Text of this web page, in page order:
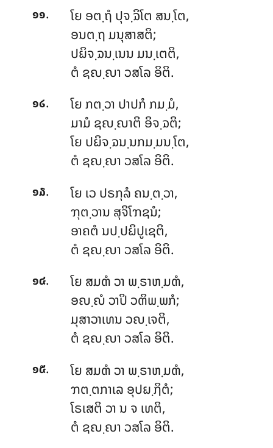
໑໑. ໂຍ ອຕ຺ຖໍ ປຸຈ຺ຉິໂຕ ສນ຺ໂຕ,
ອນຕ຺ຖ ມນຸສາສຕິ;
ປຏິຈ຺ຉນ຺ເນນ ມນ຺ເຕຕິ,
ຕໍ ຊຎ຺ຎາ ວສໂລ ອິຕິ.
໑໒. ໂຍກຕ຺ວາ ປາປກໍ ກມ຺ມໍ,
ມາມໍ ຊຎ຺ຎາຕິ ອິຈ຺ຉຕິ;
ໂຍ ປຏິຈ຺ຉນ຺ນກມ຺ມນ຺ໂຕ,
ຕໍ ຊຎ຺ຎາ ວສໂລ ອິຕິ.
໑໓. ໂຍ ເວ ປຣກຸລໍ ຄນ຺ຕ຺ວາ,
ຠຸຕ຺ວານ ສຸຈິໂຠຊນໍ;
ອາຄຕໍ ນປ຺ປຏິປູເຊຕິ,
ຕໍ ຊຎ຺ຎາ ວສໂລ ອິຕິ.
໑໔. ໂຍ ສມຓໍ ວາ ພ຺ຣາຫ຺ມຓໍ,
ອຎ຺ຎໍ ວາປິ ວຓິພ຺ພກໍ;
ມຸສາວາເທນ ວຎ຺ເຈຕິ,
ຕໍ ຊຎ຺ຎາ ວສໂລ ອິຕິ.
໑໕.
ໂຍ ສມຓໍ ວາ ພ຺ຣາຫ຺ມຓໍ,
ຠຕ຺ຕກາເລ ອຸປຏ຺ຐິຕໍ;
ໂຣເສຕິ ວາ ນ ຈ ເທຕິ,
ຕໍ ຊຎ຺ຎາ ວສໂລ ອິຕິ.